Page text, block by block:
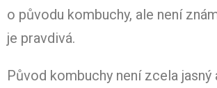
o původu kombuchy, ale není
je pravdivá.
Původ kombuchy není zcela jasný